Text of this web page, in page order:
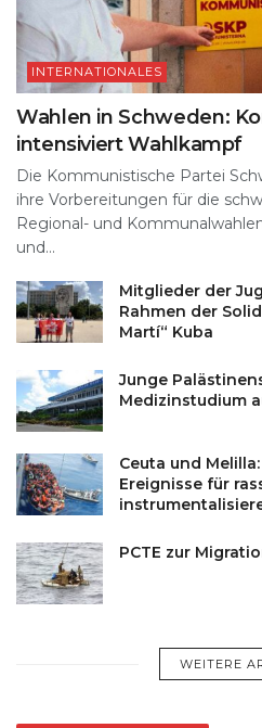
INTERNATIONALES
Wahlen in Schweden:
intensiviert Wahlkampf
Die Kommunistische Partei
ihre Vorbereitungen für die
Regional- und
und...
Mitglieder der
Rahmen der
Martí“ Kuba
Junge
Medizinstudium
Ceuta und
Ereignisse für
PCTE zur
WEITERE